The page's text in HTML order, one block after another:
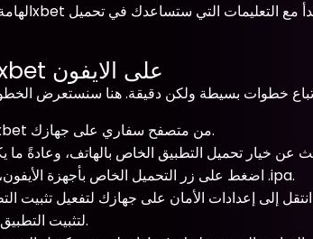
طريقة تنزيل برنامج 1xbet على الايفون
قم بزيارة الموقع الرسمي لــ 1xbet من متصفح سفاري على جهازك.
اضغط على زر التحميل الخاص بأجهزة الأيفون، والذي سيؤدي إلى تحميل ملف .ipa.
قم بفتح ملف .ipa لتثبيت التطبيق على جهازك.